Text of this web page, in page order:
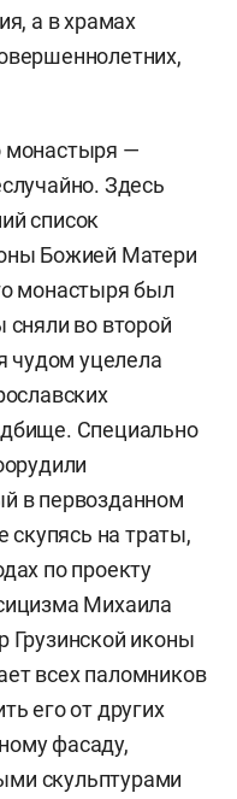
а в храмах
монастыря —
Здесь
список
Божией Матери
монастыря был
во второй
чудом уцелела
Специально
в первозданном
скупясь на траты,
по проекту
Михаила
Грузинской иконы
всех паломников
его от других
фасаду,
скульптурами